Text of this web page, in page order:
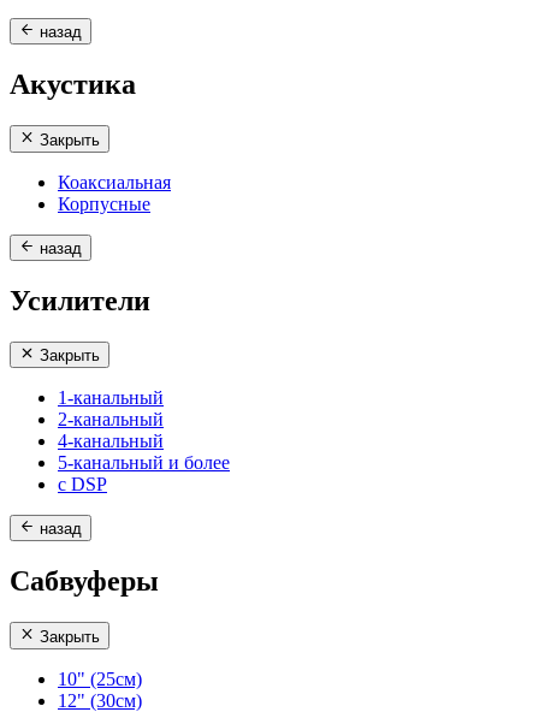
назад
Акустика
Закрыть
Коаксиальная
Корпусные
назад
Усилители
Закрыть
1-канальный
2-канальный
4-канальный
5-канальный и более
с DSP
назад
Сабвуферы
Закрыть
10" (25см)
12" (30см)